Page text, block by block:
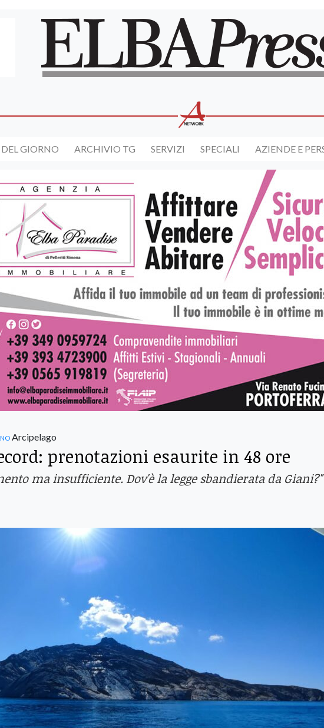
GIORNO ARCHIVIO TG SERVIZI SPECIALI AZIENDE E
Arcipelago
prenotazioni esaurite in 48 ore
ma insufficiente. Dov'è la legge sbandierata da Giani?"